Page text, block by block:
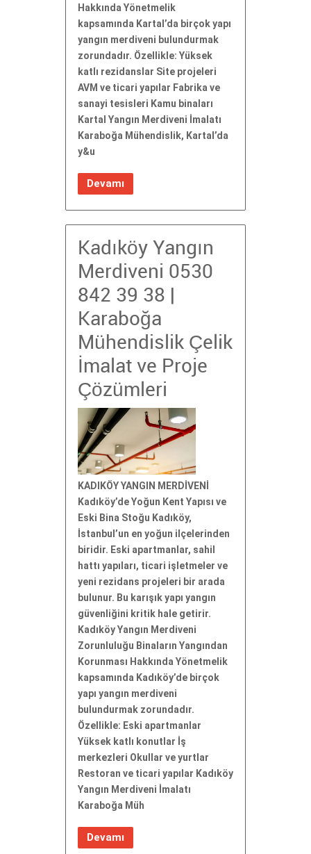
Hakkında Yönetmelik
kapsamında Kartal’da birçok yapı
yangın merdiveni bulundurmak
zorundadır. Özellikle: Yüksek
katlı rezidanslar Site projeleri
AVM ve ticari yapılar Fabrika ve
sanayi tesisleri Kamu binaları
Kartal Yangın Merdiveni İmalatı
Karaboğa Mühendislik, Kartal’da
y&u
Devamı
Kadıköy Yangın
Merdiveni 0530
842 39 38 |
Karaboğa
Mühendislik Çelik
İmalat ve Proje
Çözümleri
KADIKÖY YANGIN MERDİVENİ
Kadıköy’de Yoğun Kent Yapısı ve
Eski Bina Stoğu Kadıköy,
İstanbul’un en yoğun ilçelerinden
biridir. Eski apartmanlar, sahil
hattı yapıları, ticari işletmeler ve
yeni rezidans projeleri bir arada
bulunur. Bu karışık yapı yangın
güvenliğini kritik hale getirir.
Kadıköy Yangın Merdiveni
Zorunluluğu Binaların Yangından
Korunması Hakkında Yönetmelik
kapsamında Kadıköy’de birçok
yapı yangın merdiveni
bulundurmak zorundadır.
Özellikle: Eski apartmanlar
Yüksek katlı konutlar İş
merkezleri Okullar ve yurtlar
Restoran ve ticari yapılar Kadıköy
Yangın Merdiveni İmalatı
Karaboğa Müh
Devamı